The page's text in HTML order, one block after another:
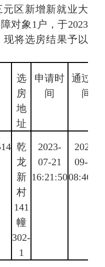
区新增新就业大
对象1户，于2023
现将选房结果予以
选
房
地
址
申请时
间
通过时
间
乾
龙
新
村
141
幢
302-
1
2023-
07-21
16:21:50
2023-
09-05
08:46:11